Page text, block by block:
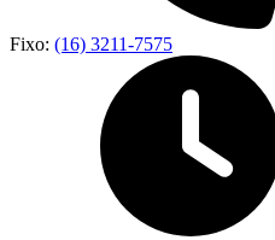
Fixo: (16) 3211-7575